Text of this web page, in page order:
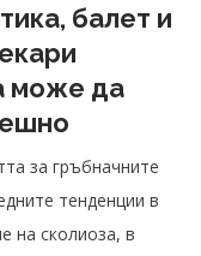
балет и
може да
за гръбначните
тенденции в
на сколиоза, в